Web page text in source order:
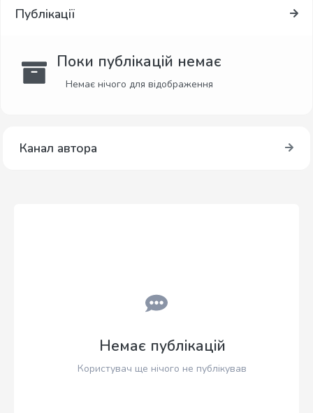
Канал автора
Немає публікацій
Користувач ще нічого не публікував
Публікації
Поки публікацій немає
Немає нічого для відображення